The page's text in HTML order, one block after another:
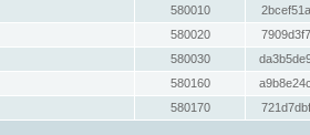
580010
580020
580030
580160
580170